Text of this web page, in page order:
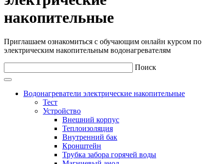
накопительные
Приглашаем ознакомиться с обучающим онлайн курсом по
электрическим накопительным водонагревателям
Поиск
Водонагреватели электрические накопительные
Тест
Устройство
Внешний корпус
Теплоизоляция
Внутренний бак
Кронштейн
Трубка забора горячей воды